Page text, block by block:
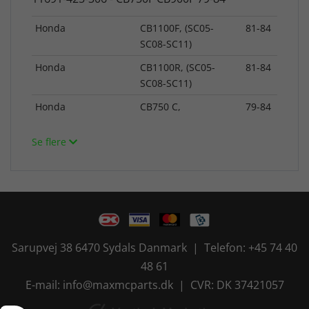
Honda
CB1100F, (SC05-
SC08-SC11)
81-84
Honda
CB1100R, (SC05-
SC08-SC11)
81-84
Honda CB750 C, 79-84
Se flere
Sarupvej 38 6470 Sydals Danmark | Telefon: +45 74 40
48 61
E-mail: info@maxmcparts.dk | CVR: DK 37421057